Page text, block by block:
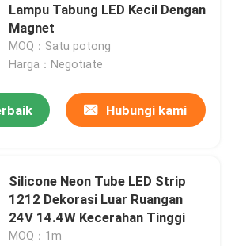
Lampu Tabung LED Kecil Dengan
Magnet
MOQ：Satu potong
Harga：Negotiate
Hubungi kami
Silicone Neon Tube LED Strip
1212 Dekorasi Luar Ruangan
24V 14.4W Kecerahan Tinggi
MOQ：1m